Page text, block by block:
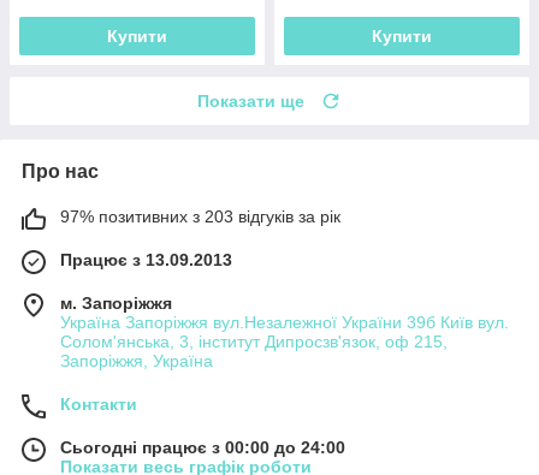
Купити Купити
Показати ще
Про нас
97% позитивних з 203 відгуків за рік
Працює з 13.09.2013
м. Запоріжжя
Україна Запоріжжя вул.Незалежної України 39б Київ вул.
Солом'янська, 3, інститут Дипросзв'язок, оф 215,
Запоріжжя, Україна
Контакти
Сьогодні працює з 00:00 до 24:00
Показати весь графік роботи